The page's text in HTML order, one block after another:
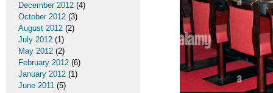
December 2012 (4)
October 2012 (3)
August 2012 (2)
July 2012 (1)
May 2012 (2)
February 2012 (6)
January 2012 (1)
June 2011 (5)